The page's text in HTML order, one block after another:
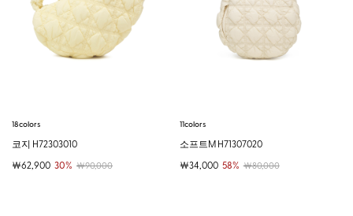
18colors
코지 H72303010
￦62,900 30% ￦90,000
11colors
소프트M H71307020
￦34,000 58% ￦80,000